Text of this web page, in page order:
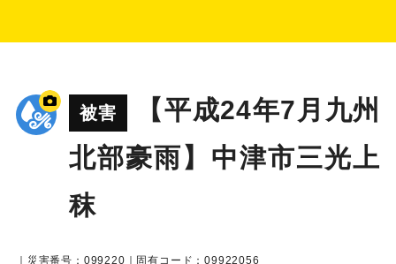
被害
【平成24年7月九州
北部豪雨】中津市三光上
秣
｜災害番号：099220｜固有コード：09922056